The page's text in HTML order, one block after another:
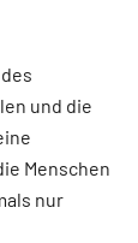
und die
Menschen
nur